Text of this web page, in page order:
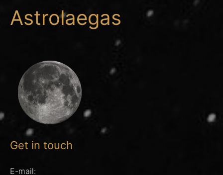
Astrolaegas
Get in touch
E-mail: